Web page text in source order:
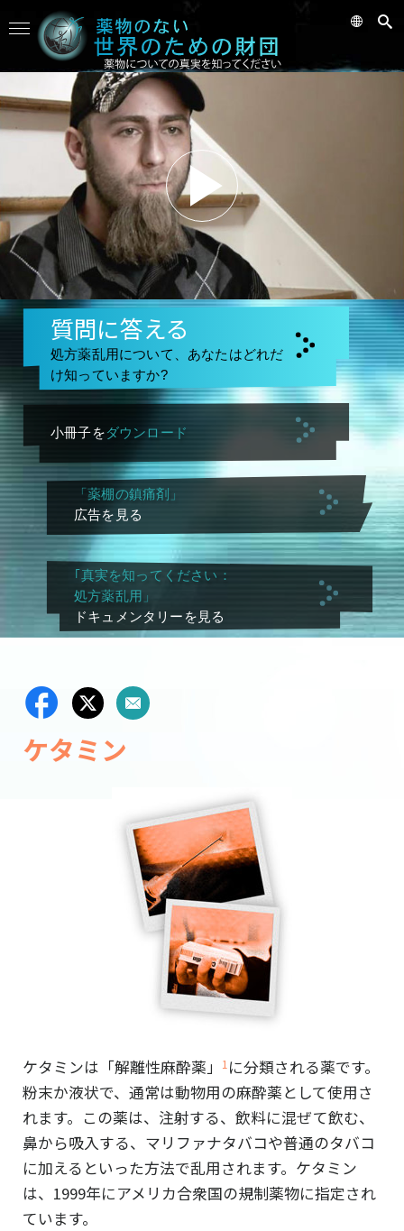
質問に答える
処方薬乱用について、あなたはどれだ
け知っていますか?
小冊子をダウンロード
「薬棚の鎮痛剤」
広告を見る
｢真実を知ってください：
処方薬乱用」
ドキュメンタリーを見る
ケタミン
ケタミンは「解離性麻酔薬」 1に分類される薬です。
粉末か液状で、通常は動物用の麻酔薬として使用さ
れます。この薬は、注射する、飲料に混ぜて飲む、
鼻から吸入する、マリファナタバコや普通のタバコ
に加えるといった方法で乱用されます。ケタミン
は、1999年にアメリカ合衆国の規制薬物に指定され
ています。